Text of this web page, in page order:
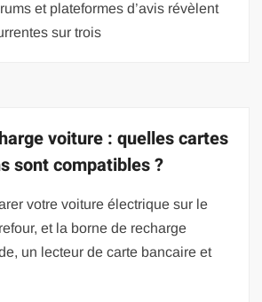
et plateformes d’avis révèlent
sur trois
voiture : quelles cartes
sont compatibles ?
votre voiture électrique sur le
et la borne de recharge
un lecteur de carte bancaire et